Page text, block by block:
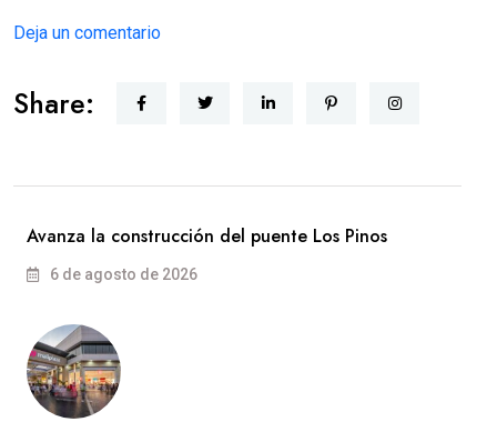
Deja un comentario
Share:
Avanza la construcción del puente Los Pinos
6 de agosto de 2026